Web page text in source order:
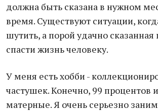
должна быть сказана в нужном
время. Существуют ситуации,
шутить, а порой удачно
спасти жизнь человеку.
У меня есть хобби -
частушек. Конечно, 99 процентов
матерные. Я очень серьезно